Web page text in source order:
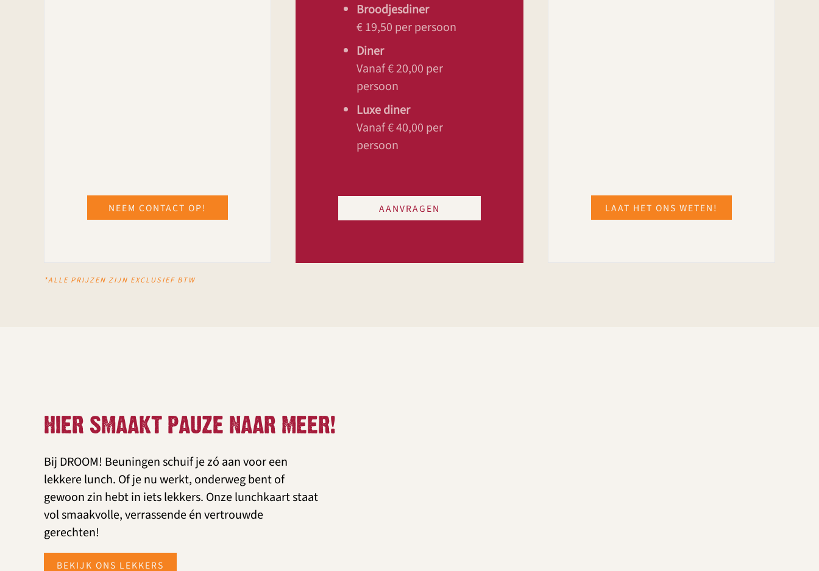
NEEM CONTACT OP!
Broodjesdiner
€ 19,50 per persoon
Diner
Vanaf € 20,00 per
persoon
Luxe diner
Vanaf € 40,00 per
persoon
AANVRAGEN LAAT HET ONS WETEN!
*ALLE PRIJZEN ZIJN EXCLUSIEF BTW
HIER SMAAKT PAUZE NAAR MEER!
Bij DROOM! Beuningen schuif je zó aan voor een
lekkere lunch. Of je nu werkt, onderweg bent of
gewoon zin hebt in iets lekkers. Onze lunchkaart staat
vol smaakvolle, verrassende én vertrouwde
gerechten!
BEKIJK ONS LEKKERS